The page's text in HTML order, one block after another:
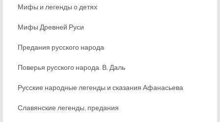
Мифы и легенды о детях
Мифы Древней Руси
Предания русского народа
Поверья русского народа. В. Даль
Русские народные легенды и сказания Афанасьева
Славянские легенды, предания